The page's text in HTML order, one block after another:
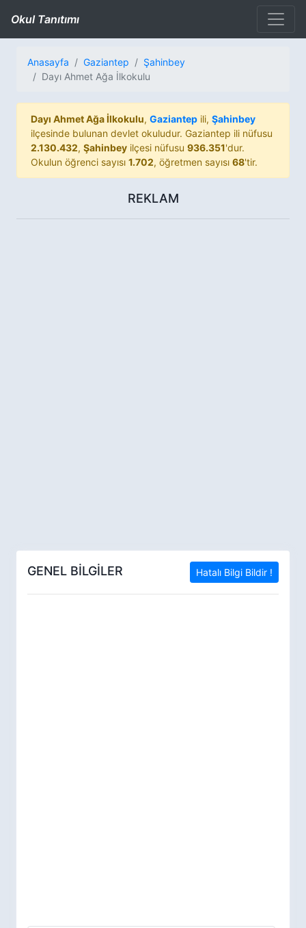
Okul Tanıtımı
Anasayfa Gaziantep
Şahinbey
Dayı Ahmet Ağa İlkokulu
Dayı Ahmet Ağa İlkokulu, Gaziantep ili, Şahinbey
ilçesinde bulunan devlet okuludur. Gaziantep ili nüfusu
2.130.432, Şahinbey ilçesi nüfusu 936.351'dur.
Okulun öğrenci sayısı 1.702, öğretmen sayısı 68'tir.
REKLAM
GENEL BİLGİLER Hatalı Bilgi Bildir !